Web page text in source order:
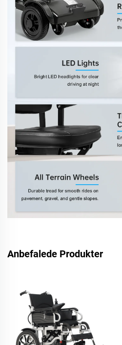
Anbefalede Produkter